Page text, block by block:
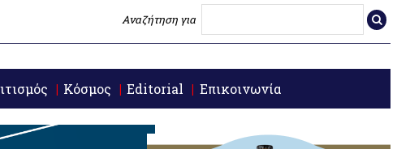
Αναζήτηση για
Κόσμος Editorial Επικοινωνία